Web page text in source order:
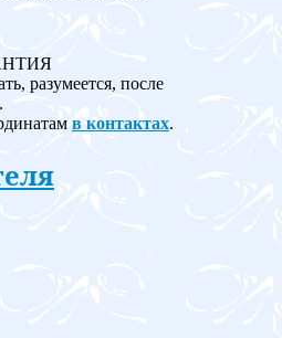
разумеется, после
в контактах.